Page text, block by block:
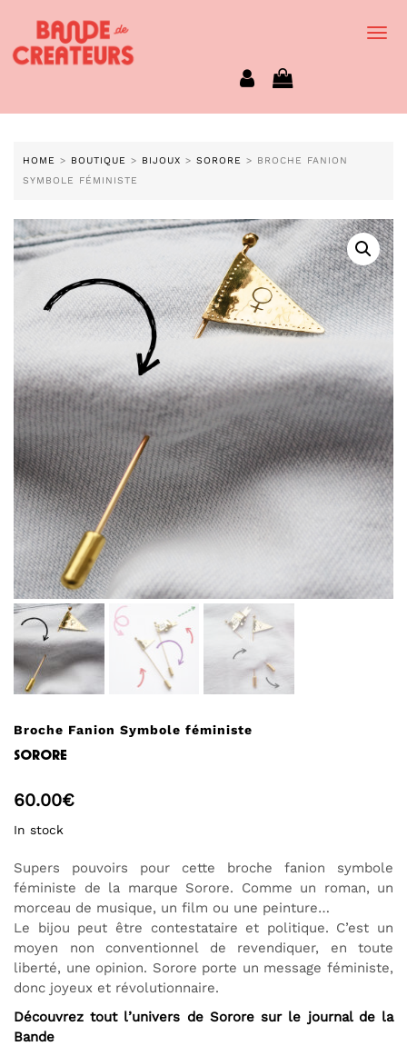
HOME > BOUTIQUE > BIJOUX > SORORE > BROCHE FANION
SYMBOLE FÉMINISTE
Broche Fanion Symbole féministe
sorore
60.00€
In stock
Supers pouvoirs pour cette broche fanion symbole
féministe de la marque Sorore. Comme un roman, un
morceau de musique, un film ou une peinture…
Le bijou peut être contestataire et politique. C’est un
moyen non conventionnel de revendiquer, en toute
liberté, une opinion. Sorore porte un message féministe,
donc joyeux et révolutionnaire.
Découvrez tout l’univers de Sorore sur le journal de la
Bande